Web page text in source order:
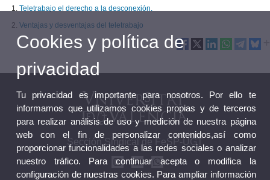
1. Teletrabajo el derecho a la desconexión.
2.Ventajas y desventajas del teletrabajo
Sección Sindical de FeSP-UGT
Cookies y política de
privacidad
Tu privacidad es importante para nosotros. Por ello te
informamos que utilizamos cookies propias y de terceros
para realizar análisis de uso y medición de nuestra página
web con el fin de personalizar contenidos,así como
proporcionar funcionalidades a las redes sociales o analizar
nuestro tráfico. Para continuar acepta o modifica la
configuración de nuestras cookies. Para ampliar información